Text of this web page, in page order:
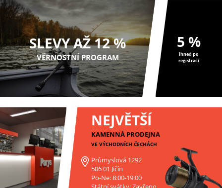
SLEVY AŽ 12 %
VĚRNOSTNÍ PROGRAM
5 %
ihned po
registraci
NEJVĚTŠÍ
KAMENNÁ PRODEJNA
VE VÝCHODNÍCH ČECHÁCH
Průmyslová 1292
506 01 Jičín
Po-Ne: 8:00-19:00